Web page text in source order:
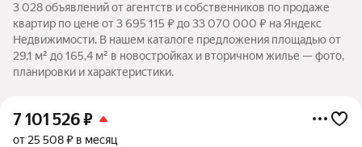
3 028 объявлений от агентств и собственников по продаже
квартир по цене от 3 695 115 ₽ до 33 070 000 ₽ на Яндекс
Недвижимости. В нашем каталоге предложения площадью от
29,1 м² до 165,4 м² в новостройках и вторичном жилье — фото,
планировки и характеристики.
7 101 526₽
от 25 508 ₽ в месяц